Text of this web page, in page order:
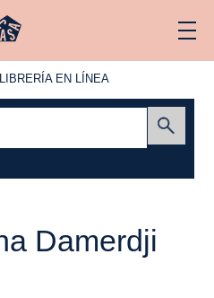
LIBRERÍA
LIBRERÍA EN LÍNEA
Damerdji